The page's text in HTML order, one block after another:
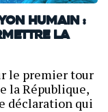
humain :
la
le premier tour
la République,
déclaration qui